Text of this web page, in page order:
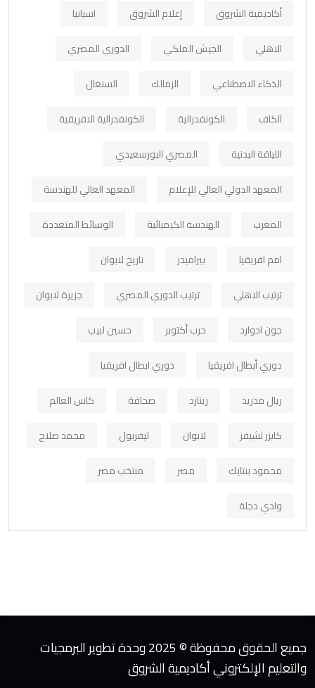
أكاديمية الشروق
إعلام الشروق
اسبانيا
الاهلي
الجيش الملكي
الدوري المصري
الذكاء الاصطناعي
الزمالك
السنغال
الكاف
الكونفدرالية
الكونفدرالية الافريقية
اللياقة البدنية
المصري البورسعيدي
المعهد الدولي العالي للإعلام
المعهد العالي للهندسة
المغرب
الهندسة الكيميائية
الوسائط المتعددة
امم افريقيا
بيراميدز
تاريخ لابوان
ترتيب الاهلي
ترتيب الدوري المصري
جزيرة لابوان
جون ادوارد
حرب أكتوبر
حسين لبيب
دوري أبطال افريقيا
دوري ابطال افريقيا
ريال مدريد
رينارد صحافة
كاس العالم
كايزر تشيفز
لابوان ليفربول
محمد صلاح
محمود بنتايك
مصر
منتخب مصر
وادي دجلة
جميع الحقوق محفوظة © 2025 وحدة تطوير البرمجيات
والتعليم الإلكتروني أكاديمية الشروق